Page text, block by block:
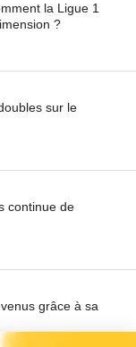
la Ligue 1
?
sur le
continue de
grâce à sa